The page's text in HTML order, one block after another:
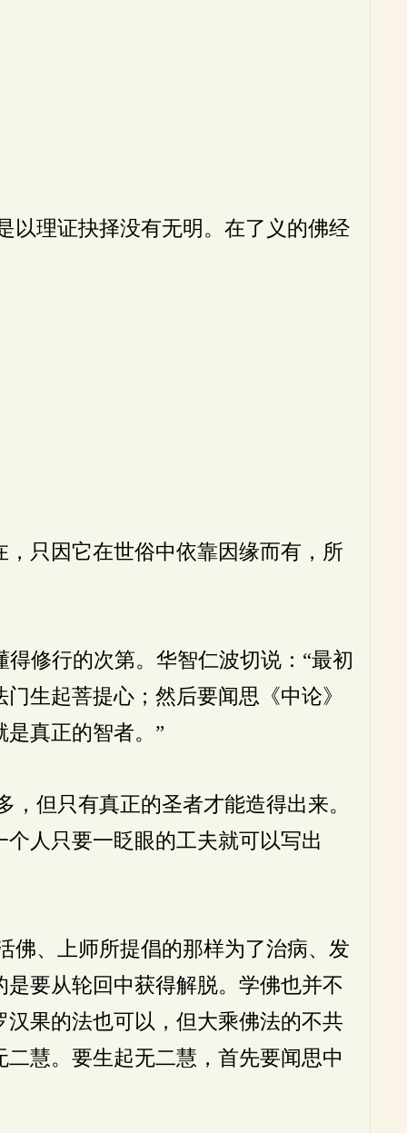
理证抉择没有无明。在了义的佛经
只因它在世俗中依靠因缘而有，所
修行的次第。华智仁波切说：“最初
生起菩提心；然后要闻思《中论》
真正的智者。”
但只有真正的圣者才能造得出来。
人只要一眨眼的工夫就可以写出
、上师所提倡的那样为了治病、发
要从轮回中获得解脱。学佛也并不
果的法也可以，但大乘佛法的不共
慧。要生起无二慧，首先要闻思中